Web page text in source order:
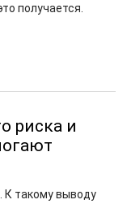
получается.
риска и
К такому выводу